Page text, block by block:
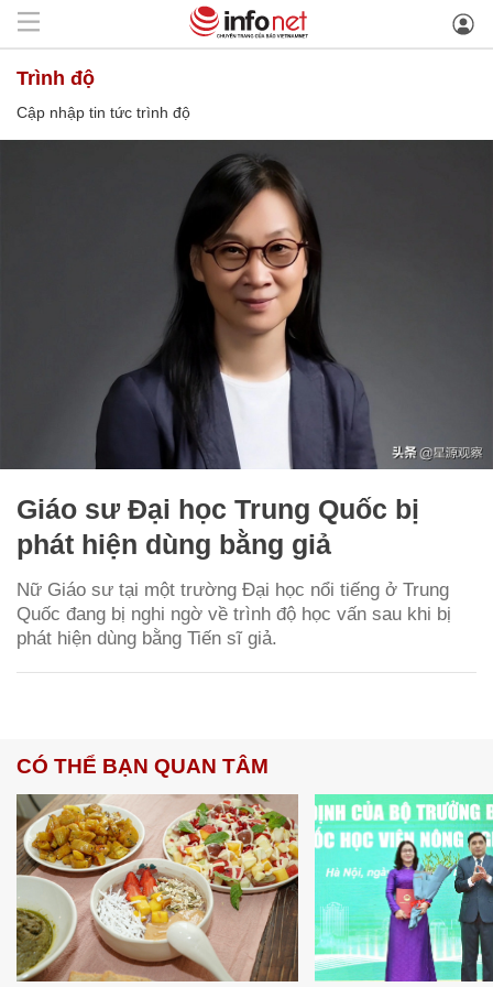
trình độ
Cập nhập tin tức trình độ
Giáo sư Đại học Trung Quốc bị
phát hiện dùng bằng giả
Nữ Giáo sư tại một trường Đại học nổi tiếng ở Trung
Quốc đang bị nghi ngờ về trình độ học vấn sau khi bị
phát hiện dùng bằng Tiến sĩ giả.
CÓ THỂ BẠN QUAN TÂM